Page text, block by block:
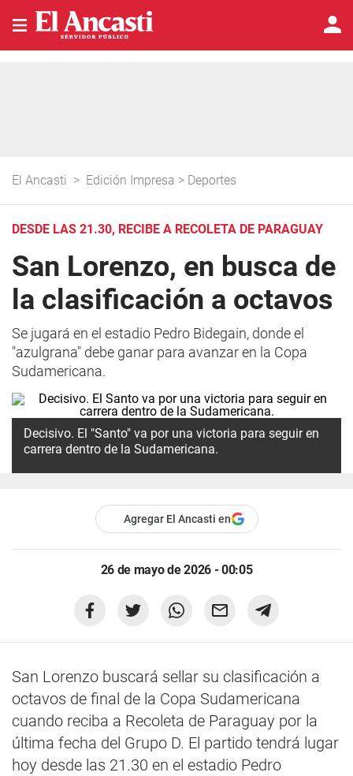
El Ancasti > Edición Impresa > Deportes
DESDE LAS 21.30, RECIBE A RECOLETA DE PARAGUAY
San Lorenzo, en busca de
la clasificación a octavos
Se jugará en el estadio Pedro Bidegain, donde el
"azulgrana" debe ganar para avanzar en la Copa
Sudamericana.
Decisivo. El "Santo" va por una victoria para seguir en
carrera dentro de la Sudamericana.
Agregar El Ancasti en
26 de mayo de 2026 - 00:05
San Lorenzo buscará sellar su clasificación a
octavos de final de la Copa Sudamericana
cuando reciba a Recoleta de Paraguay por la
última fecha del Grupo D. El partido tendrá lugar
hoy desde las 21.30 en el estadio Pedro